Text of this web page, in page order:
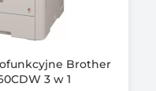
Brother
3 w 1